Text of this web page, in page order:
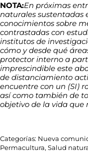
NOTA:En próximas
naturales sustentadas
conocimientos sobre
contrastadas con
institutos de
cómo y desde qué
protector interno a
imprescindible este
de distanciamiento
encuentre con un (SI)
así como también de
objetivo de la vida que
Categorías: Nueva
Permacultura, Salud